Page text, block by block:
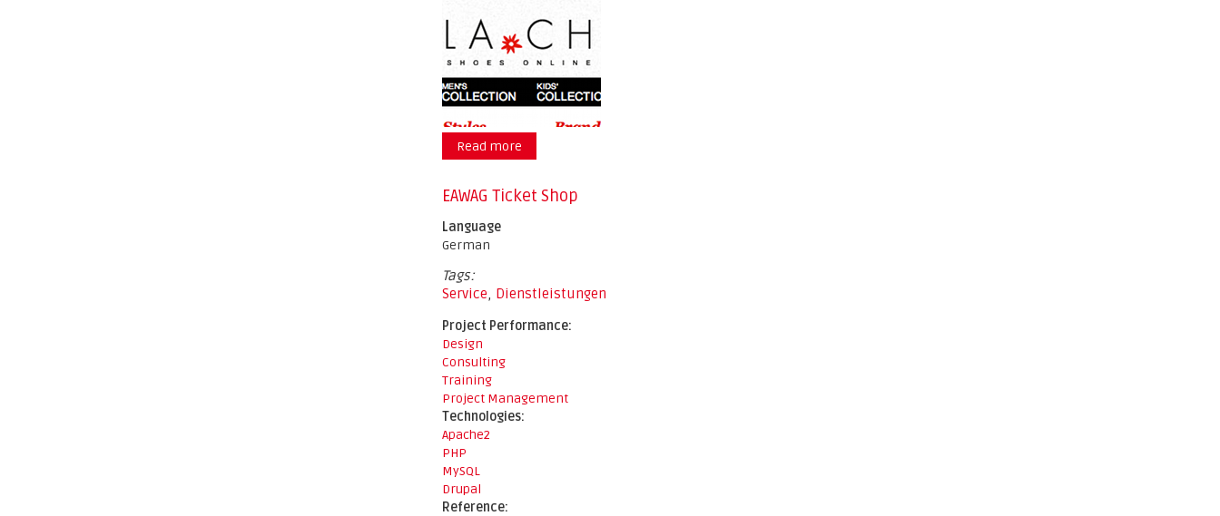
Read more
EAWAG Ticket Shop
Language
German
Tags:
Service, Dienstleistungen
Project Performance:
Design
Consulting
Training
Project Management
Technologies:
Apache2
PHP
MySQL
Drupal
Reference: